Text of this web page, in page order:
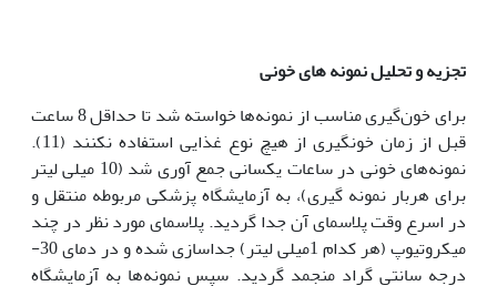
تجزیه و تحلیل نمونه های خونی
برای خون‌گیری مناسب از نمونه‌ها خواسته شد تا حداقل 8 ساعت
قبل از زمان خون‎گیری از هیچ نوع غذایی استفاده نکنند (11).
نمونه‌های خونی در ساعات یکسانی جمع آوری شد (10 میلی لیتر
برای هربار نمونه گیری)، به آزمایشگاه پزشکی مربوطه منتقل و
در اسرع وقت پلاسمای آن جدا گردید. پلاسمای مورد نظر در چند
میکروتیوپ (هر کدام 1میلی لیتر) جداسازی شده و در دمای 30-
درجه سانتی گراد منجمد گردید. سپس نمونه‌ها به آزمایشگاه